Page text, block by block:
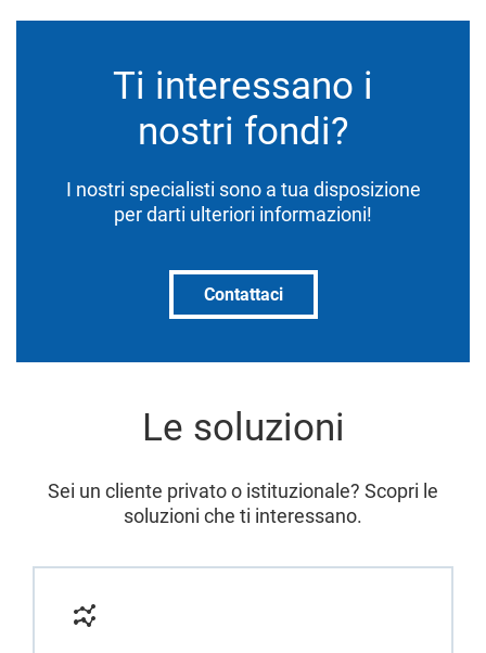
Ti interessano i
nostri fondi?
I nostri specialisti sono a tua disposizione
per darti ulteriori informazioni!
Contattaci
Le soluzioni
Sei un cliente privato o istituzionale? Scopri le
soluzioni che ti interessano.